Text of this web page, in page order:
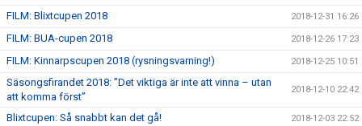
FILM: Blixtcupen 2018 2018-12-31 16:26
FILM: BUA-cupen 2018 2018-12-26 17:23
FILM: Kinnarpscupen 2018 (rysningsvarning!) 2018-12-25 10:51
Säsongsfirandet 2018: ”Det viktiga är inte att vinna – utan
att komma först”
2018-12-10 22:42
Blixtcupen: Så snabbt kan det gå! 2018-12-03 22:52